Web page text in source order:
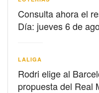
Consulta ahora el
Día: jueves 6 de
LALIGA
Rodri elige al
propuesta del Real